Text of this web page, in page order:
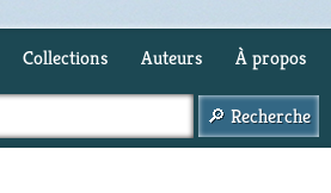
Collections Auteurs À propos